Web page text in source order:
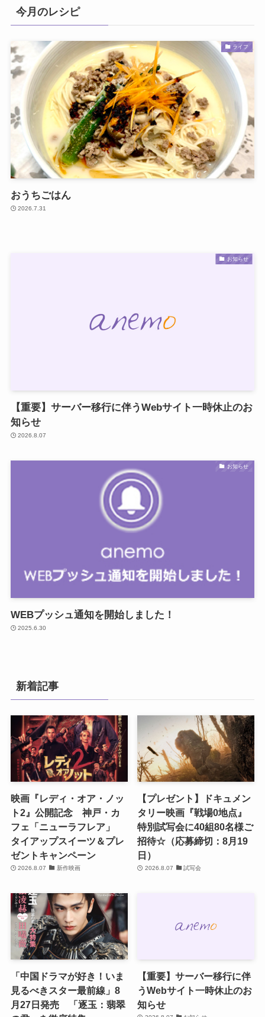
今月のレシピ
ライフ
おうちごはん
2026.7.31
お知らせ
【重要】サーバー移行に伴うWebサイト一時休止のお
知らせ
2026.8.07
お知らせ
WEBプッシュ通知を開始しました！
2025.6.30
新着記事
映画『レディ・オア・ノッ
ト2』公開記念 神戸・カ
フェ「ニューラフレア」
タイアップスイーツ＆プレ
ゼントキャンペーン
2026.8.07 新作映画
【プレゼント】ドキュメン
タリー映画『戦場0地点』
特別試写会に40組80名様ご
招待☆（応募締切：8月19
日）
2026.8.07 試写会
「中国ドラマが好き！いま
見るべきスター最前線」8
月27日発売 「逐玉：翡翠
【重要】サーバー移行に伴
うWebサイト一時休止のお
知らせ